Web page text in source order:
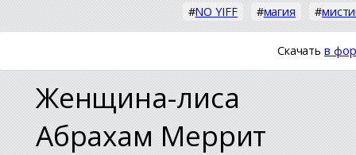
#NO YIFF #магия #
Скачатьв
Женщина-лиса
Абрахам Меррит